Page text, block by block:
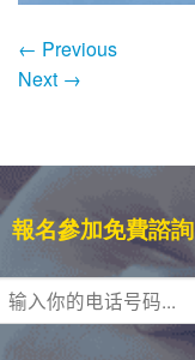
← Previous
Next →
報名參加免費諮詢